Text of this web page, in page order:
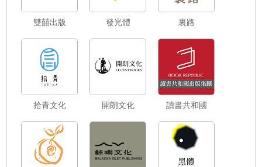
雙囍出版 發光體 裏路
拾青文化 開朗文化 讀書共和國